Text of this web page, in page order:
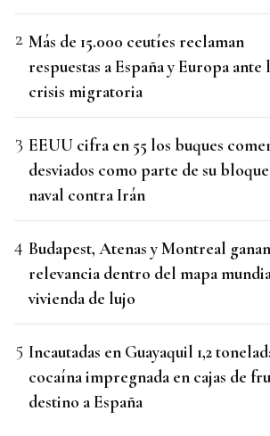
Más de 15.000 ceutíes reclaman
respuestas a España y Europa ante
crisis migratoria
EEUU cifra en 55 los buques
desviados como parte de su
naval contra Irán
Budapest, Atenas y Montreal ganan
relevancia dentro del mapa
vivienda de lujo
Incautadas en Guayaquil 1,2
cocaína impregnada en cajas de
destino a España